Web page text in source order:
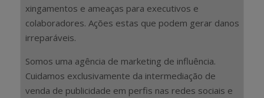
xingamentos e ameaças para executivos e
colaboradores. Ações estas que podem gerar danos
irreparáveis.
Somos uma agência de marketing de influência.
Cuidamos exclusivamente da intermediação de
venda de publicidade em perfis nas redes sociais e